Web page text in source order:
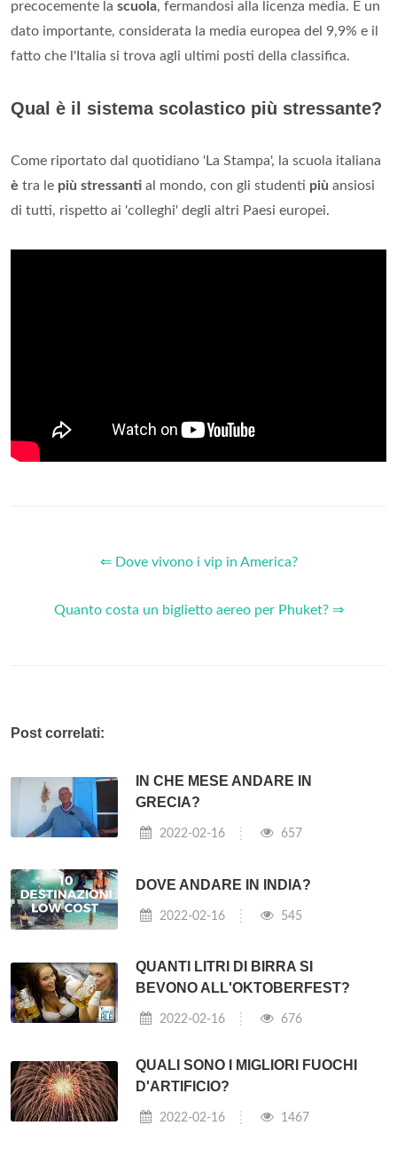
precocemente la scuola, fermandosi alla licenza media. È un
dato importante, considerata la media europea del 9,9% e il
fatto che l'Italia si trova agli ultimi posti della classifica.
Qual è il sistema scolastico più stressante?
Come riportato dal quotidiano 'La Stampa', la scuola italiana
è tra le più stressanti al mondo, con gli studenti più ansiosi
di tutti, rispetto ai 'colleghi' degli altri Paesi europei.
⇐ Dove vivono i vip in America?
Quanto costa un biglietto aereo per Phuket? ⇒
Post correlati:
IN CHE MESE ANDARE IN
GRECIA?
2022-02-16 657
DOVE ANDARE IN INDIA?
2022-02-16 545
QUANTI LITRI DI BIRRA SI
BEVONO ALL'OKTOBERFEST?
2022-02-16 676
QUALI SONO I MIGLIORI FUOCHI
D'ARTIFICIO?
2022-02-16 1467